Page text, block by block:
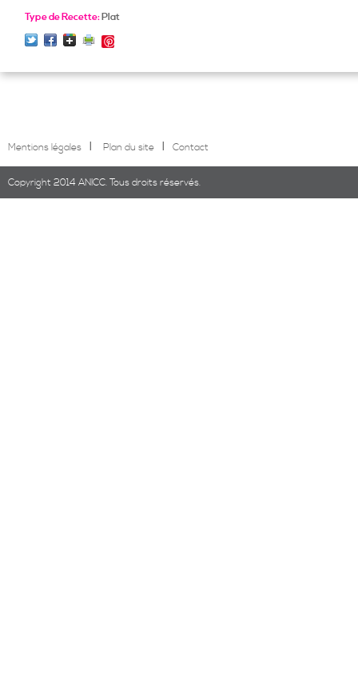
Type de Recette:Plat
Mentions légales l Plan du site l Contact
Copyright 2014 ANICC. Tous droits réservés.